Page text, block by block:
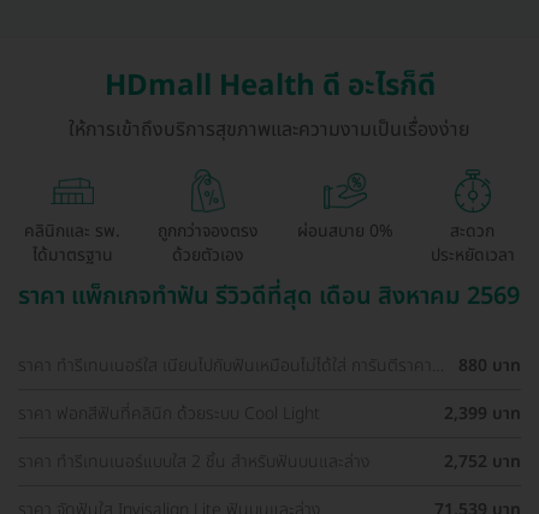
HDmall Health ดี อะไรก็ดี
ให้การเข้าถึงบริการสุขภาพและความงามเป็นเรื่องง่าย
คลินิกและ รพ.
ได้มาตรฐาน
ถูกกว่าจองตรง
ด้วยตัวเอง
ผ่อนสบาย 0%
สะดวก
ประหยัดเวลา
ราคา แพ็กเกจทำฟัน รีวิวดีที่สุด เดือน สิงหาคม 2569
ราคา ทำรีเทนเนอร์ใส เนียนไปกับฟันเหมือนไม่ได้ใส่ การันตีราคา
880 บาท
ราคา ฟอกสีฟันที่คลินิก ด้วยระบบ Cool Light
2,399 บาท
ราคา ทำรีเทนเนอร์แบบใส 2 ชิ้น สำหรับฟันบนและล่าง
2,752 บาท